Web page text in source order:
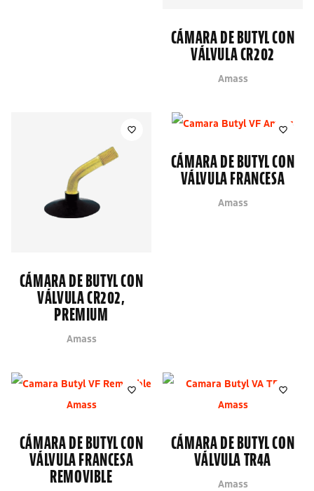
CÁMARA DE BUTYL CON
VÁLVULA CR202
Amass
CÁMARA DE BUTYL CON
VÁLVULA CR202,
PREMIUM
Amass
CÁMARA DE BUTYL CON
VÁLVULA FRANCESA
Amass
CÁMARA DE BUTYL CON
VÁLVULA FRANCESA
REMOVIBLE
CÁMARA DE BUTYL CON
VÁLVULA TR4A
Amass